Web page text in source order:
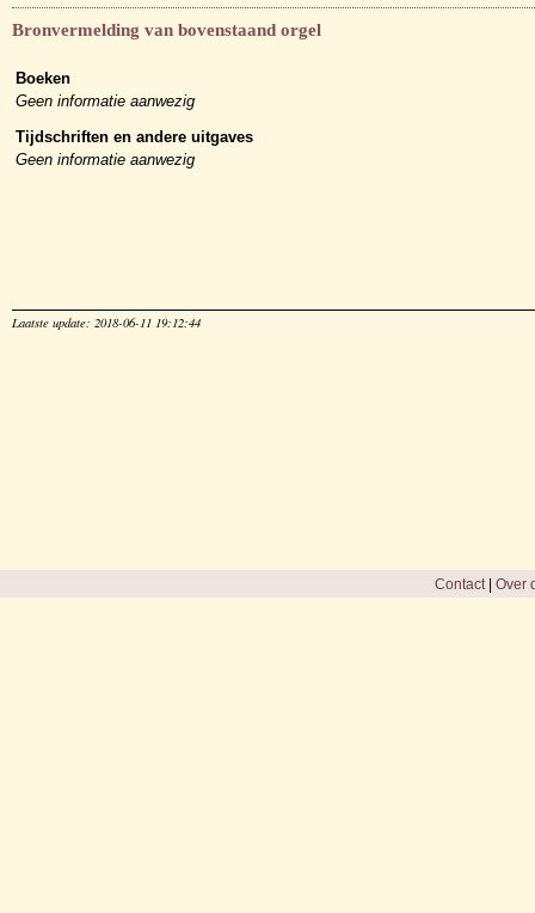
Bronvermelding van bovenstaand orgel
Boeken
Geen informatie aanwezig
Tijdschriften en andere uitgaves
Geen informatie aanwezig
Laatste update: 2018-06-11 19:12:44
Contact| Over